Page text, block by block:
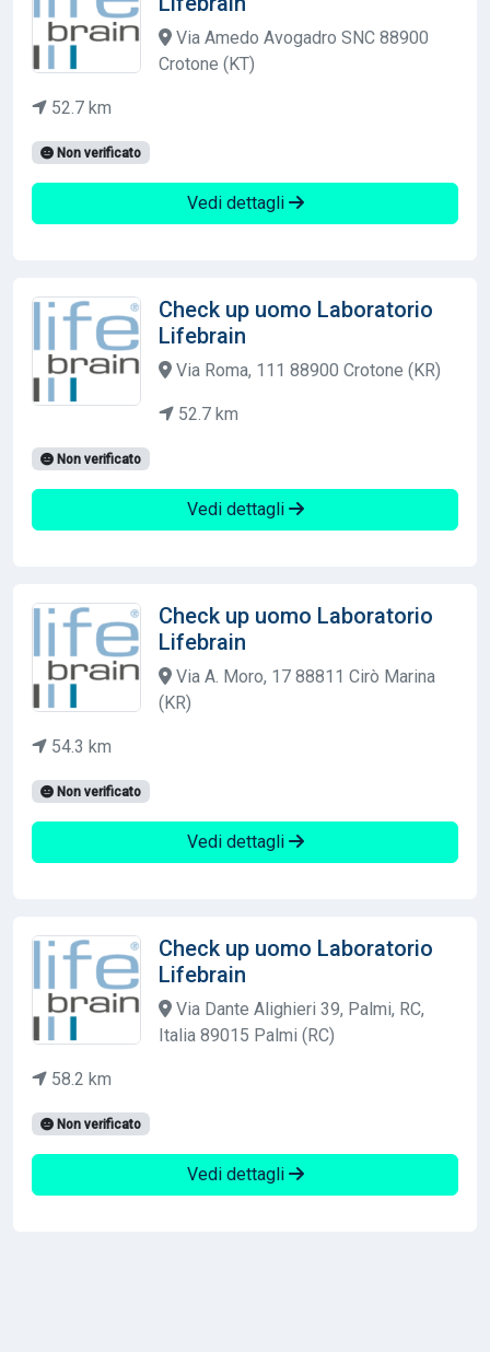
Via Amedo Avogadro SNC 88900
Crotone (KT)
52.7 km
Non verificato
Vedi dettagli
Check up uomo Laboratorio
Lifebrain
Via Roma, 111 88900 Crotone (KR)
52.7 km
Non verificato
Vedi dettagli
Check up uomo Laboratorio
Lifebrain
Via A. Moro, 17 88811 Cirò Marina
(KR)
54.3 km
Non verificato
Vedi dettagli
Check up uomo Laboratorio
Lifebrain
Via Dante Alighieri 39, Palmi, RC,
Italia 89015 Palmi (RC)
58.2 km
Non verificato
Vedi dettagli